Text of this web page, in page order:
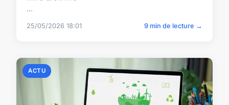
...
25/05/2026 18:01 9 min de lecture →
ACTU